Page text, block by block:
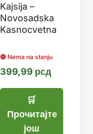
Kajsija –
Novosadska
Kasnocvetna
399,99 рсд
Прочитајте
још